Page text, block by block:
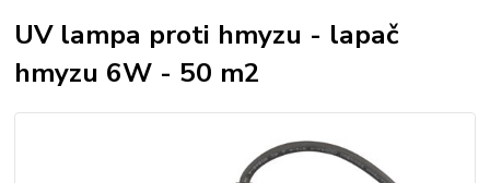
UV lampa proti hmyzu - lapač
hmyzu 6W - 50 m2